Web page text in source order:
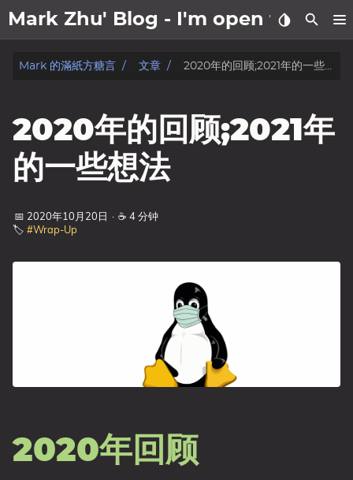
Mark Zhu' Blog - I'm open to work |
關於我
日記
标签
分类
Mark 的滿紙方糖言 文章 2020年的回顾;2021年的一些想法
2020年的回顾;2021年
的一些想法
📅 2020年10月20日 · ☕ 4 分钟
🏷️ #Wrap-Up
2020年回顾